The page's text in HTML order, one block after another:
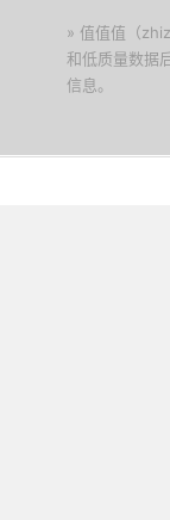
» 值值值（
和低质量数据
信息。